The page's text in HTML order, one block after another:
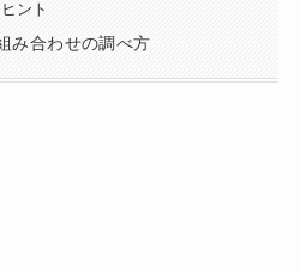
ント
み合わせの調べ方